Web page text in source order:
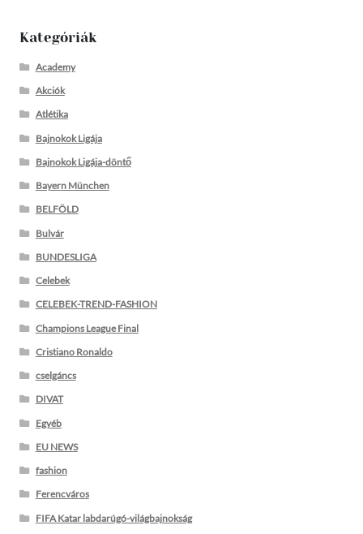
Kategóriák
Academy
Akciók
Atlétika
Bajnokok Ligája
Bajnokok Ligája-döntő
Bayern München
BELFÖLD
Bulvár
BUNDESLIGA
Celebek
CELEBEK-TREND-FASHION
Champions League Final
Cristiano Ronaldo
cselgáncs
DIVAT
Egyéb
EU NEWS
fashion
Ferencváros
FIFA Katar labdarúgó-világbajnokság